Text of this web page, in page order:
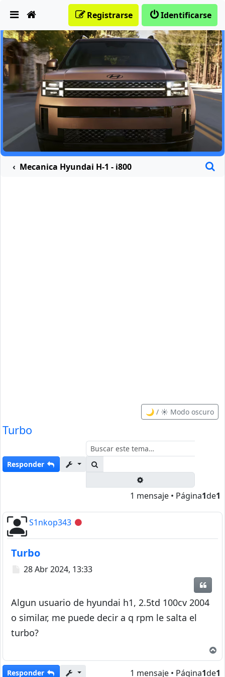
Identificarse
Registrarse
Mecanica Hyundai H-1 - i800
🌙 / ☀️ Modo oscuro
Turbo
Responder
1 mensaje • Página1de1
S1nkop343 Desconectado
Turbo
Mensaje
28 Abr 2024, 13:33
Algun usuario de hyundai h1, 2.5td 100cv 2004
o similar, me puede decir a q rpm le salta el
turbo?
Responder 1 mensaje • Página1de1